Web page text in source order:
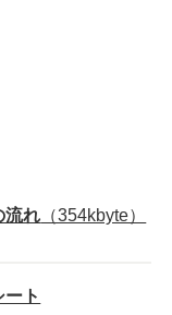
流れ （354kbyte）
ト